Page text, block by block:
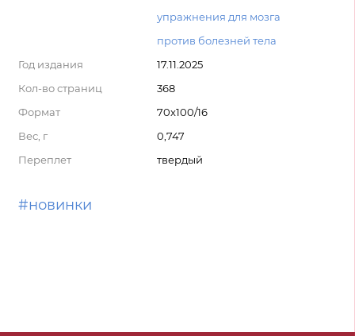
упражнения для мозга
против болезней тела
Год издания
17.11.2025
Кол-во страниц
368
Формат
70x100/16
Вес, г
0,747
Переплет
твердый
#новинки